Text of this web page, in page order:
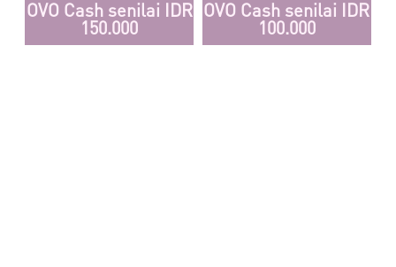
OVO Cash senilai IDR
150.000
OVO Cash senilai IDR
100.000